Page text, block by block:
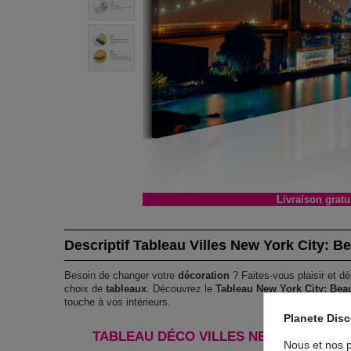
Livraison
Descriptif Tableau Villes New York City:
Besoin de changer votredécoration ? Faites-vous plaisir et
choix detableaux . Découvrez leTableau New York City:
touche à vos intérieurs.
TABLEAU DÉCO VILLES NEW YORK
Planete
Nous et nos